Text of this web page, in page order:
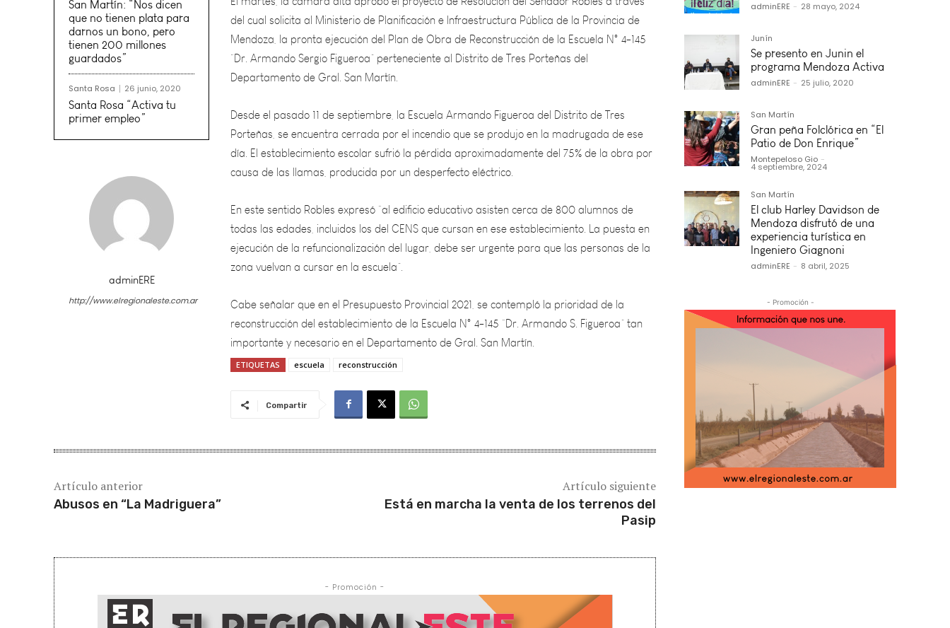
San Martín: “Nos dicen
que no tienen plata para
darnos un bono, pero
tienen 200 millones
guardados”
Santa Rosa 26 junio, 2020
Santa Rosa “Activa tu
primer empleo”
adminERE
http://www.elregionaleste.com.ar
Mendoza, la pronta ejecución del Plan de Obra de Reconstrucción de la Escuela N° 4-145
“Dr. Armando Sergio Figueroa” perteneciente al Distrito de Tres Porteñas del
Departamento de Gral. San Martín.
Desde el pasado 11 de septiembre, la Escuela Armando Figueroa del Distrito de Tres
Porteñas, se encuentra cerrada por el incendio que se produjo en la madrugada de ese
día. El establecimiento escolar sufrió la pérdida aproximadamente del 75% de la obra por
causa de las llamas, producida por un desperfecto eléctrico.
En este sentido Robles expresó “al edificio educativo asisten cerca de 800 alumnos de
todas las edades, incluidos los del CENS que cursan en ese establecimiento. La puesta en
ejecución de la refuncionalización del lugar, debe ser urgente para que las personas de la
zona vuelvan a cursar en la escuela”.
Cabe señalar que en el Presupuesto Provincial 2021, se contempló la prioridad de la
reconstrucción del establecimiento de la Escuela N° 4-145 “Dr. Armando S. Figueroa” tan
importante y necesario en el Departamento de Gral. San Martín.
ETIQUETAS escuela reconstrucción
Compartir
Artículo anterior
Abusos en “La Madriguera”
Artículo siguiente
Está en marcha la venta de los terrenos del
Pasip
- Promoción -
adminERE - 28 mayo, 2024
Junín
Se presento en Junin el
programa Mendoza Activa
adminERE - 25 julio, 2020
San Martín
Gran peña Folclórica en “El
Patio de Don Enrique”
Montepeloso Gio -
4 septiembre, 2024
San Martín
El club Harley Davidson de
Mendoza disfrutó de una
experiencia turística en
Ingeniero Giagnoni
adminERE - 8 abril, 2025
- Promoción -